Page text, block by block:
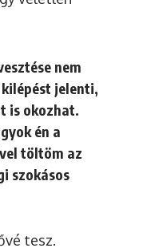
nem
jelenti,
is okozhat.
én a
töltöm az
szokásos
tesz.